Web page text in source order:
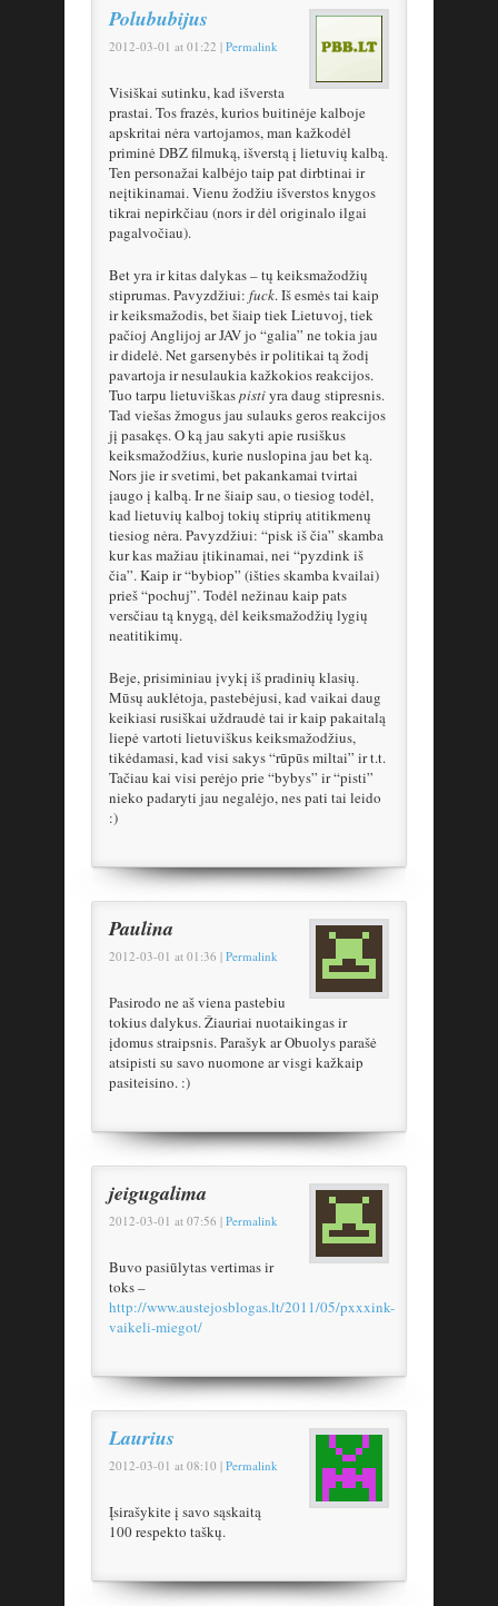
Polububijus
2012-03-01 at 01:22 | Permalink
Visiškai sutinku, kad išversta
prastai. Tos frazės, kurios buitinėje kalboje
apskritai nėra vartojamos, man kažkodėl
priminė DBZ filmuką, išverstą į lietuvių kalbą.
Ten personažai kalbėjo taip pat dirbtinai ir
neįtikinamai. Vienu žodžiu išverstos knygos
tikrai nepirkčiau (nors ir dėl originalo ilgai
pagalvočiau).
Bet yra ir kitas dalykas – tų keiksmažodžių
stiprumas. Pavyzdžiui: fuck. Iš esmės tai kaip
ir keiksmažodis, bet šiaip tiek Lietuvoj, tiek
pačioj Anglijoj ar JAV jo “galia” ne tokia jau
ir didelė. Net garsenybės ir politikai tą žodį
pavartoja ir nesulaukia kažkokios reakcijos.
Tuo tarpu lietuviškaspistiyra daug stipresnis.
Tad viešas žmogus jau sulauks geros reakcijos
jį pasakęs. O ką jau sakyti apie rusiškus
keiksmažodžius, kurie nuslopina jau bet ką.
Nors jie ir svetimi, bet pakankamai tvirtai
įaugo į kalbą. Ir ne šiaip sau, o tiesiog todėl,
kad lietuvių kalboj tokių stiprių atitikmenų
tiesiog nėra. Pavyzdžiui: “pisk iš čia” skamba
kur kas mažiau įtikinamai, nei “pyzdink iš
čia”. Kaip ir “bybiop” (išties skamba kvailai)
prieš “pochuj”. Todėl nežinau kaip pats
versčiau tą knygą, dėl keiksmažodžių lygių
neatitikimų.
Beje, prisiminiau įvykį iš pradinių klasių.
Mūsų auklėtoja, pastebėjusi, kad vaikai daug
keikiasi rusiškai uždraudė tai ir kaip pakaitalą
liepė vartoti lietuviškus keiksmažodžius,
tikėdamasi, kad visi sakys “rūpūs miltai” ir t.t.
Tačiau kai visi perėjo prie “bybys” ir “pisti”
nieko padaryti jau negalėjo, nes pati tai leido
:)
Paulina
2012-03-01 at 01:36 | Permalink
Pasirodo ne aš viena pastebiu
tokius dalykus. Žiauriai nuotaikingas ir
įdomus straipsnis. Parašyk ar Obuolys parašė
atsipisti su savo nuomone ar visgi kažkaip
pasiteisino. :)
jeigugalima
2012-03-01 at 07:56 | Permalink
Buvo pasiūlytas vertimas ir
toks –
http://www.austejosblogas.lt/2011/05/pxxxink-
vaikeli-miegot/
Laurius
2012-03-01 at 08:10 | Permalink
Įsirašykite į savo sąskaitą
100 respekto taškų.